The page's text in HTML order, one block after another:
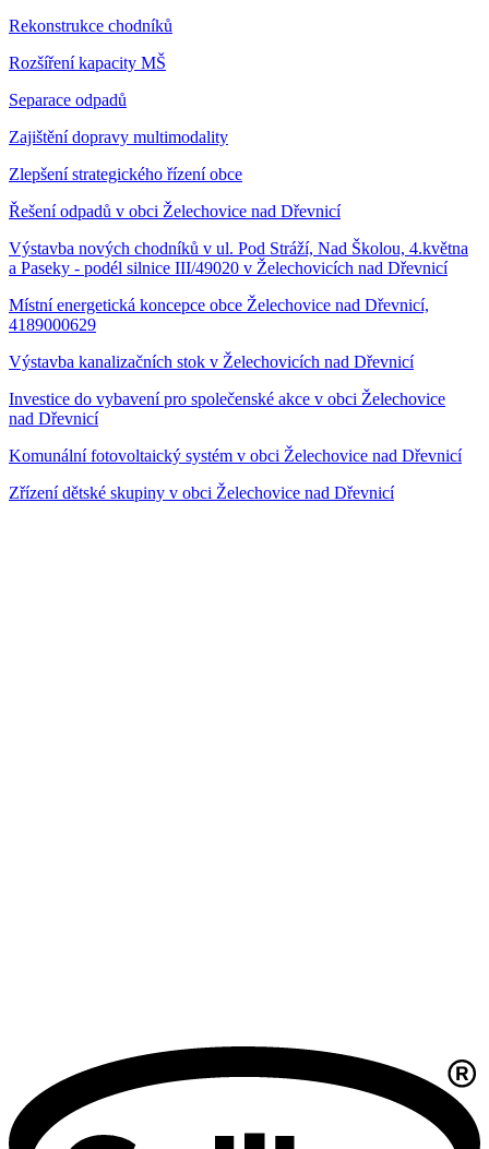
Rekonstrukce chodníků
Rozšíření kapacity MŠ
Separace odpadů
Zajištění dopravy multimodality
Zlepšení strategického řízení obce
Řešení odpadů v obci Želechovice nad Dřevnicí
Výstavba nových chodníků v ul. Pod Stráží, Nad Školou, 4.května
a Paseky - podél silnice III/49020 v Želechovicích nad Dřevnicí
Místní energetická koncepce obce Želechovice nad Dřevnicí,
4189000629
Výstavba kanalizačních stok v Želechovicích nad Dřevnicí
Investice do vybavení pro společenské akce v obci Želechovice
nad Dřevnicí
Komunální fotovoltaický systém v obci Želechovice nad Dřevnicí
Zřízení dětské skupiny v obci Želechovice nad Dřevnicí